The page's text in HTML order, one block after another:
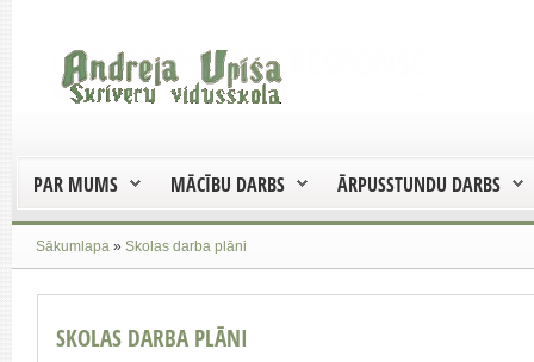
PAR MUMS MĀCĪBU DARBS ĀRPUSSTUNDU DARBS
Sākumlapa » Skolas darba plāni
SKOLAS DARBA PLĀNI